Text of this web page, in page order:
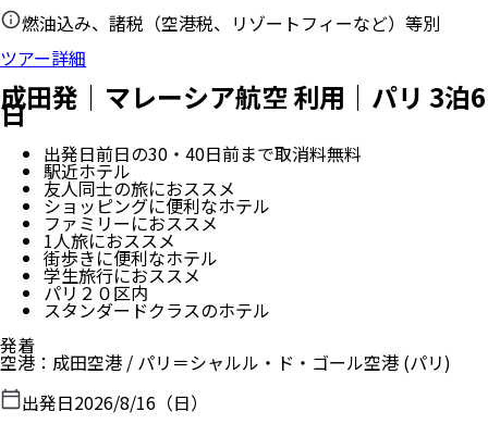
燃油込み、諸税（空港税、リゾートフィーなど）等別
ツアー詳細
成田発｜マレーシア航空 利用｜パリ 3泊6
日
出発日前日の30・40日前まで取消料無料
駅近ホテル
友人同士の旅におススメ
ショッピングに便利なホテル
ファミリーにおススメ
1人旅におススメ
街歩きに便利なホテル
学生旅行におススメ
パリ２０区内
スタンダードクラスのホテル
発着
空港 ： 成田空港 / パリ＝シャルル・ド・ゴール空港 (パリ)
出発日2026/8/16（日）